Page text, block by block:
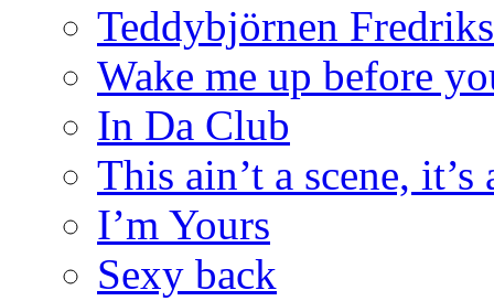
Teddybjörnen
Wake me up before
In Da Club
This ain’t a scene, it’s
I’m Yours
Sexy back